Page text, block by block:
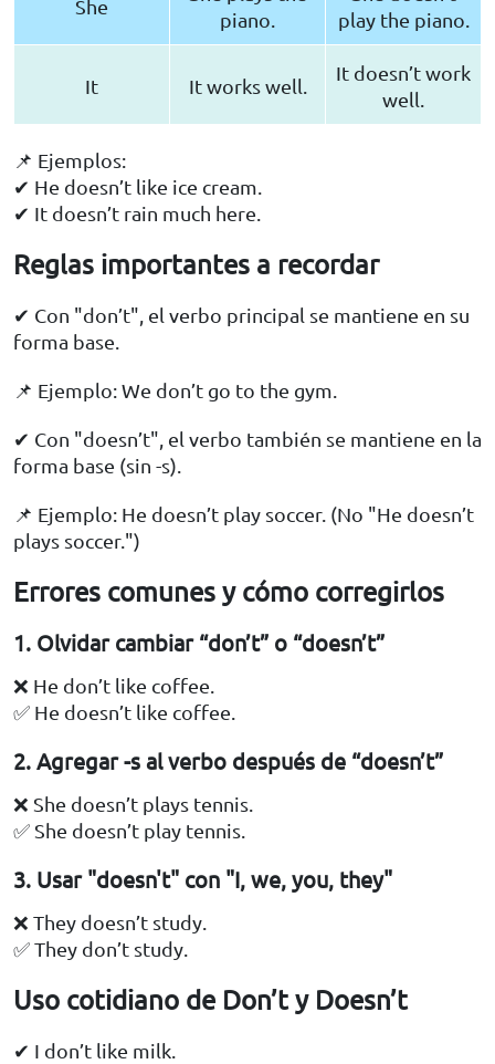
She
piano.
play the piano.
It It works well.
It doesn’t work
well.
📌 Ejemplos:
✔ He doesn’t like ice cream.
✔ It doesn’t rain much here.
Reglas importantes a recordar
✔ Con "don’t", el verbo principal se mantiene en su
forma base.
📌 Ejemplo: We don’t go to the gym.
✔ Con "doesn’t", el verbo también se mantiene en la
forma base (sin -s).
📌 Ejemplo: He doesn’t play soccer. (No "He doesn’t
plays soccer.")
Errores comunes y cómo corregirlos
1. Olvidar cambiar “don’t” o “doesn’t”
❌ He don’t like coffee.
✅ He doesn’t like coffee.
2. Agregar -s al verbo después de “doesn’t”
❌ She doesn’t plays tennis.
✅ She doesn’t play tennis.
3. Usar "doesn't" con "I, we, you, they"
❌ They doesn’t study.
✅ They don’t study.
Uso cotidiano de Don’t y Doesn’t
✔ I don’t like milk.